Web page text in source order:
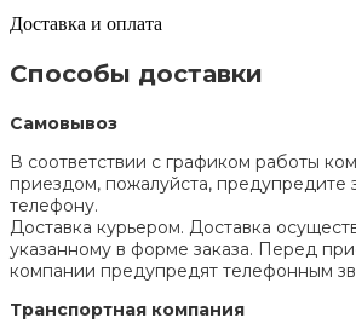
Доставка и оплата
Способы доставки
Самовывоз
В соответствии с графиком работы
приездом, пожалуйста, предупредите
телефону.
Доставка курьером. Доставка
указанному в форме заказа. Перед
компании предупредят телефонным
Транспортная компания